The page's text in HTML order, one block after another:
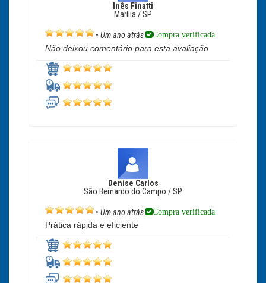
Inês Finatti
Marília / SP
• Um ano atrás Compra verificada
Não deixou comentário para esta avaliação
Denise Carlos
São Bernardo do Campo / SP
• Um ano atrás Compra verificada
Prática rápida e eficiente